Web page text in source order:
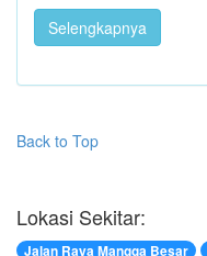
Selengkapnya
Back to Top
Lokasi Sekitar:
Jalan Raya Mangga Besar